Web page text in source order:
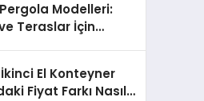
Modelleri:
Teraslar İçin
İkinci El Konteyner
Fiyat Farkı Nasıl